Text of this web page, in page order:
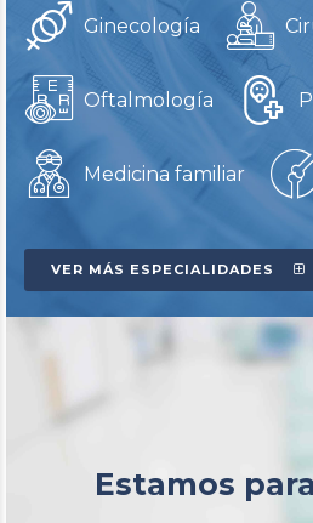
Ginecología
Oftalmología
Medicina familiar
VER MÁS ESPECIALIDADES
Estamos